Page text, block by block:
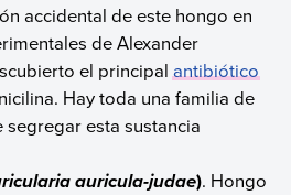
accidental de este hongo en
de Alexander
el principalantibiótico
Hay toda una familia de
esta sustancia
auricula-judae). Hongo